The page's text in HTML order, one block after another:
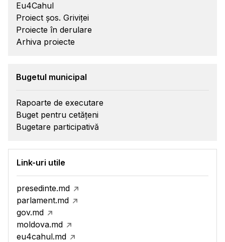
Eu4Cahul
Proiect șos. Griviței
Proiecte în derulare
Arhiva proiecte
Bugetul municipal
Rapoarte de executare
Buget pentru cetățeni
Bugetare participativă
Link-uri utile
presedinte.md
parlament.md
gov.md
moldova.md
eu4cahul.md